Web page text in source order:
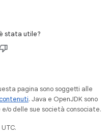
stata utile?
pagina sono soggetti alle
. Java e OpenJDK sono
o delle sue società consociate.